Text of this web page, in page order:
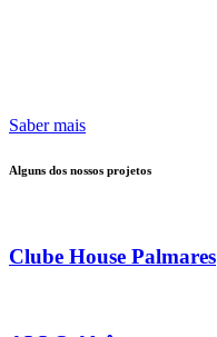
Saber mais
Alguns dos nossos projetos
Clube House Palmares